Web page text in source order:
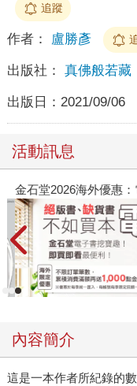
追蹤
作者： 盧勝彥
出版社： 真佛般若藏
出版日： 2021/09/06
活動訊息
金石堂2026海外優惠
內容簡介
這是一本作者所紀錄的